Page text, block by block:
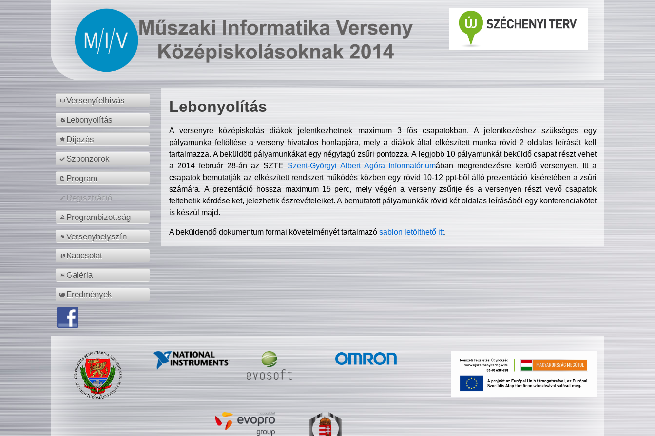
Versenyfelhívás
Lebonyolítás
Díjazás
Szponzorok
Program
Regisztráció
Programbizottság
Versenyhelyszín
Kapcsolat
Galéria
Eredmények
Lebonyolítás
A versenyre középiskolás diákok jelentkezhetnek maximum 3 fős csapatokban. A jelentkezéshez szükséges egy
pályamunka feltöltése a verseny hivatalos honlapjára, mely a diákok által elkészített munka rövid 2 oldalas leírását kell
tartalmazza. A beküldött pályamunkákat egy négytagú zsűri pontozza. A legjobb 10 pályamunkát beküldő csapat részt vehet
a 2014 február 28-án az SZTE Szent-Györgyi Albert Agóra Informatóriumában megrendezésre kerülő versenyen. Itt a
csapatok bemutatják az elkészített rendszert működés közben egy rövid 10-12 ppt-ből álló prezentáció kíséretében a zsűri
számára. A prezentáció hossza maximum 15 perc, mely végén a verseny zsűrije és a versenyen részt vevő csapatok
feltehetik kérdéseiket, jelezhetik észrevételeiket. A bemutatott pályamunkák rövid két oldalas leírásából egy konferenciakötet
is készül majd.
A beküldendő dokumentum formai követelményét tartalmazósablon letölthető itt.